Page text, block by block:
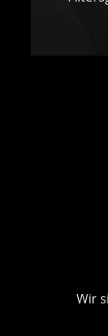
Wir